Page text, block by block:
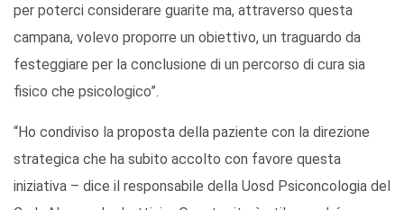
per poterci considerare guarite ma, attraverso questa
campana, volevo proporre un obiettivo, un traguardo da
festeggiare per la conclusione di un percorso di cura sia
fisico che psicologico”.
“Ho condiviso la proposta della paziente con la direzione
strategica che ha subito accolto con favore questa
iniziativa – dice il responsabile della Uosd Psiconcologia del